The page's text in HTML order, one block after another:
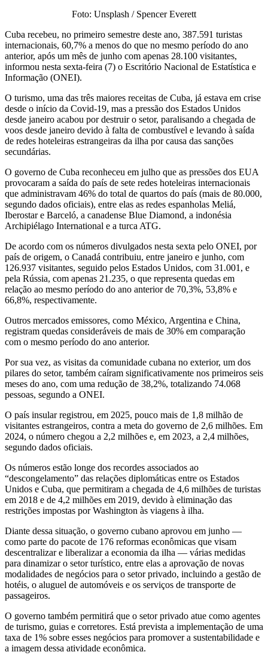
Foto: Unsplash / Spencer Everett
Cuba recebeu, no primeiro semestre deste ano, 387.591 turistas
internacionais, 60,7% a menos do que no mesmo período do ano
anterior, após um mês de junho com apenas 28.100 visitantes,
informou nesta sexta-feira (7) o Escritório Nacional de Estatística e
Informação (ONEI).
O turismo, uma das três maiores receitas de Cuba, já estava em crise
desde o início da Covid-19, mas a pressão dos Estados Unidos
desde janeiro acabou por destruir o setor, paralisando a chegada de
voos desde janeiro devido à falta de combustível e levando à saída
de redes hoteleiras estrangeiras da ilha por causa das sanções
secundárias.
O governo de Cuba reconheceu em julho que as pressões dos EUA
provocaram a saída do país de sete redes hoteleiras internacionais
que administravam 46% do total de quartos do país (mais de 80.000,
segundo dados oficiais), entre elas as redes espanholas Meliá,
Iberostar e Barceló, a canadense Blue Diamond, a indonésia
Archipiélago International e a turca ATG.
De acordo com os números divulgados nesta sexta pelo ONEI, por
país de origem, o Canadá contribuiu, entre janeiro e junho, com
126.937 visitantes, seguido pelos Estados Unidos, com 31.001, e
pela Rússia, com apenas 21.235, o que representa quedas em
relação ao mesmo período do ano anterior de 70,3%, 53,8% e
66,8%, respectivamente.
Outros mercados emissores, como México, Argentina e China,
registram quedas consideráveis de mais de 30% em comparação
com o mesmo período do ano anterior.
Por sua vez, as visitas da comunidade cubana no exterior, um dos
pilares do setor, também caíram significativamente nos primeiros seis
meses do ano, com uma redução de 38,2%, totalizando 74.068
pessoas, segundo a ONEI.
O país insular registrou, em 2025, pouco mais de 1,8 milhão de
visitantes estrangeiros, contra a meta do governo de 2,6 milhões. Em
2024, o número chegou a 2,2 milhões e, em 2023, a 2,4 milhões,
segundo dados oficiais.
Os números estão longe dos recordes associados ao
“descongelamento” das relações diplomáticas entre os Estados
Unidos e Cuba, que permitiram a chegada de 4,6 milhões de turistas
em 2018 e de 4,2 milhões em 2019, devido à eliminação das
restrições impostas por Washington às viagens à ilha.
Diante dessa situação, o governo cubano aprovou em junho —
como parte do pacote de 176 reformas econômicas que visam
descentralizar e liberalizar a economia da ilha — várias medidas
para dinamizar o setor turístico, entre elas a aprovação de novas
modalidades de negócios para o setor privado, incluindo a gestão de
hotéis, o aluguel de automóveis e os serviços de transporte de
passageiros.
O governo também permitirá que o setor privado atue como agentes
de turismo, guias e corretores. Está prevista a implementação de uma
taxa de 1% sobre esses negócios para promover a sustentabilidade e
a imagem dessa atividade econômica.